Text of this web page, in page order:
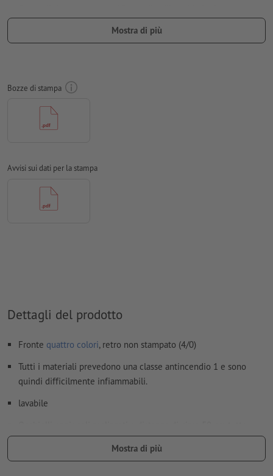
Modalità colori:
Non correggiamo
I commenti
vengono cancellati e non stampati
I contenuti dei
Mostra di più
Bozze di stampa
Avvisi sui dati per la stampa
Dettagli del prodotto
Fronte quattro colori, retro non stampato (4/0)
Tutti i materiali prevedono una classe antincendio 1 e sono
quindi difficilmente infiammabili.
lavabile
intorno sui bordi per un facile fissaggio.
Gli occhielli vengono posizionati seguendo il senso di lettura
Mostra di più